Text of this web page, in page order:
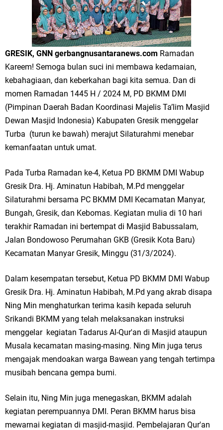
Tumpeng Nasi Krawu Pecahkan Rekor MURI, KWGe Angkat Kuliner
Gresik ke Panggung Dunia
FOZ Jatim, BAZNAS, dan Kemenag Salurkan 22.456 Bingkisan Lebaran
Yatim Serentak di Berbagai Daerah di Jawa Timur
Bupati Gresik Gus Yani Resmikan Kantor Desa Sidoraharjo: Simbol
Komitmen Pelayanan Publik dan Kepedulian Sosial
Optik Merlin Donasikan Rp10,36 Juta, Perkuat Keberlanjutan Program
JKNN
Ruwatan Malam Satu Suro di Dusun Kedungsekar Lor, Tradisi Luhur
yang Terus Istiqomah
Ketua DPD Golkar Gresik Wongso Negoro Sambut Tahun Baru Islam
1448 H dengan Doa Kedamaian
Tahun Baru Islam 1448 H
Selamat Tahun Baru Islam 1 Muharram 1448 H: Pesan Hijrah Drs. H.
Husnul Aqib, M.M. untuk Negeri
PDUF MUI Jatim Gelar Doa Awal Tahun Hijriah, Teguhkan Optimisme
Menuju Indonesia Emas 2045
Reses Anggota DPRD Jabar M. Rizky di Desa Cibitung Wetan: Serap
GRESIK, GNN gerbangnusantaranews.com Ramadan
Kareem! Semoga bulan suci ini membawa kedamaian,
kebahagiaan, dan keberkahan bagi kita semua. Dan di
momen Ramadan 1445 H / 2024 M, PD BKMM DMI
(Pimpinan Daerah Badan Koordinasi Majelis Ta’lim Masjid
Dewan Masjid Indonesia) Kabupaten Gresik menggelar
Turba (turun ke bawah) merajut Silaturahmi menebar
kemanfaatan untuk umat.
Pada Turba Ramadan ke-4, Ketua PD BKMM DMI Wabup
Gresik Dra. Hj. Aminatun Habibah, M.Pd menggelar
Silaturahmi bersama PC BKMM DMI Kecamatan Manyar,
Bungah, Gresik, dan Kebomas. Kegiatan mulia di 10 hari
terakhir Ramadan ini bertempat di Masjid Babussalam,
Jalan Bondowoso Perumahan GKB (Gresik Kota Baru)
Kecamatan Manyar Gresik, Minggu (31/3/2024).
Dalam kesempatan tersebut, Ketua PD BKMM DMI Wabup
Gresik Dra. Hj. Aminatun Habibah, M.Pd yang akrab disapa
Ning Min menghaturkan terima kasih kepada seluruh
Srikandi BKMM yang telah melaksanakan instruksi
menggelar kegiatan Tadarus Al-Qur'an di Masjid ataupun
Musala kecamatan masing-masing. Ning Min juga terus
mengajak mendoakan warga Bawean yang tengah tertimpa
musibah bencana gempa bumi.
Selain itu, Ning Min juga menegaskan, BKMM adalah
kegiatan perempuannya DMI. Peran BKMM harus bisa
mewarnai kegiatan di masjid-masjid. Pembelajaran Qur'an